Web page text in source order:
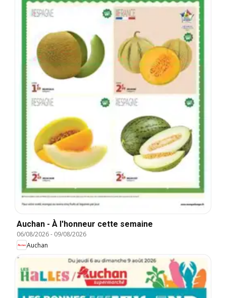
Auchan - À l'honneur cette semaine
06/08/2026- 09/08/2026
Auchan